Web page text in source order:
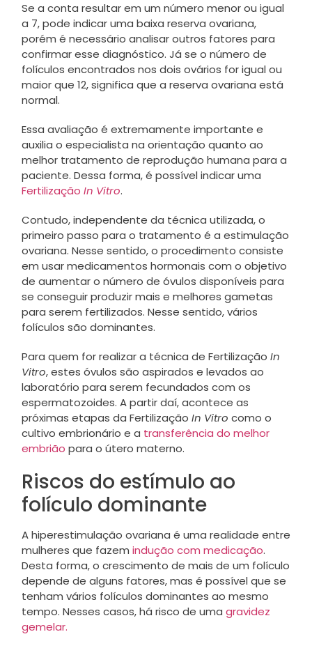
Se a conta resultar em um número menor ou igual
a 7, pode indicar uma baixa reserva ovariana,
porém é necessário analisar outros fatores para
confirmar esse diagnóstico. Já se o número de
folículos encontrados nos dois ovários for igual ou
maior que 12, significa que a reserva ovariana está
normal.
Essa avaliação é extremamente importante e
auxilia o especialista na orientação quanto ao
melhor tratamento de reprodução humana para a
paciente. Dessa forma, é possível indicar uma
Fertilização In Vitro.
Contudo, independente da técnica utilizada, o
primeiro passo para o tratamento é a estimulação
ovariana. Nesse sentido, o procedimento consiste
em usar medicamentos hormonais com o objetivo
de aumentar o número de óvulos disponíveis para
se conseguir produzir mais e melhores gametas
para serem fertilizados. Nesse sentido, vários
folículos são dominantes.
Para quem for realizar a técnica de Fertilização In
Vitro, estes óvulos são aspirados e levados ao
laboratório para serem fecundados com os
espermatozoides. A partir daí, acontece as
próximas etapas da Fertilização In Vitro como o
cultivo embrionário e a transferência do melhor
embrião para o útero materno.
Riscos do estímulo ao
folículo dominante
A hiperestimulação ovariana é uma realidade entre
mulheres que fazem indução com medicação.
Desta forma, o crescimento de mais de um folículo
depende de alguns fatores, mas é possível que se
tenham vários folículos dominantes ao mesmo
tempo. Nesses casos, há risco de uma gravidez
gemelar.